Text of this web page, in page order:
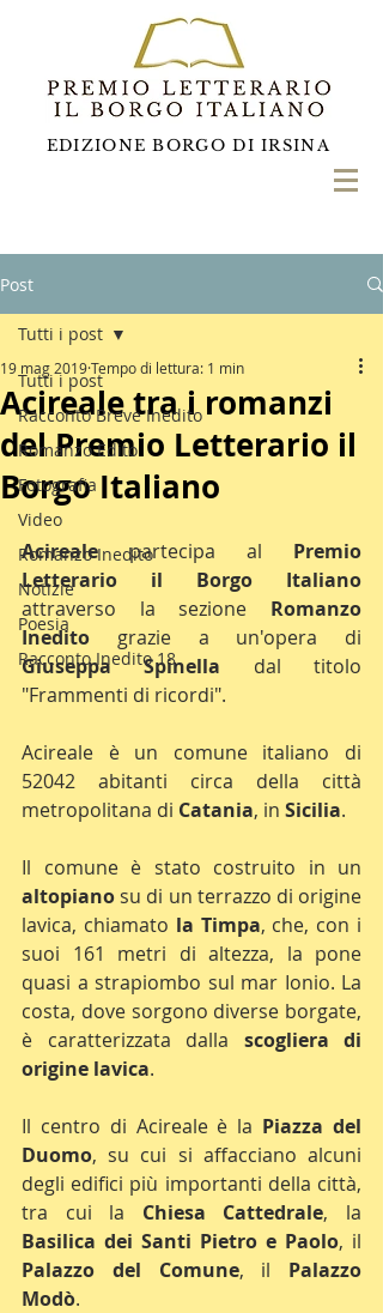
EDIZIONE BORGO DI IRSINA
Post
Tutti i post
Racconto Breve Inedito
Romanzo Edito
Fotografia
Video
Romanzo Inedito
Notizie
Poesia
Racconto Inedito 18
Tutti i post
Acireale tra i romanzi
del Premio Letterario il
Borgo Italiano
19 mag 2019Tempo di lettura: 1 min
Acireale partecipa al Premio
Letterario il Borgo Italiano
attraverso la sezione Romanzo
Inedito
Giuseppa Spinella dal titolo
"Frammenti di ricordi".
Acireale è un comune italiano di
52042 abitanti circa della città
metropolitana di Catania, in Sicilia.
altopiano su di un terrazzo di origine
lavica, chiamato la Timpa, che, con i
suoi 161 metri di altezza, la pone
quasi a strapiombo sul mar Ionio. La
costa, dove sorgono diverse borgate,
è caratterizzata dalla scogliera di
origine lavica.
Il centro di Acireale è la Piazza del
Duomo, su cui si affacciano alcuni
degli edifici più importanti della città,
tra cui la Chiesa Cattedrale
Basilica dei Santi Pietro e Paolo
Palazzo del Comune, il Palazzo
Modò.